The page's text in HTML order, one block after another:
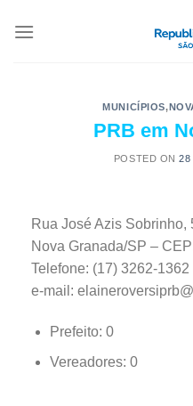
MUNICÍPIOS,
PRB em
POSTED ON28
Rua José Azis Sobrinho,
Nova Granada/SP –
Telefone: (17) 3262-1362
e-mail:
Prefeito: 0
Vereadores: 0